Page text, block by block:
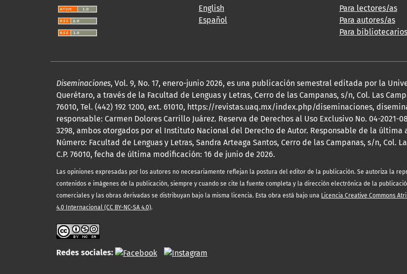
English
Español
Para lectores/as
Para autores/as
Para
Diseminaciones, Vol. 9, No. 17, enero-junio 2026, es una publicación semestral editada por la
Querétaro, a través de la Facultad de Lenguas y Letras, Cerro de las Campanas, s/n, Col. Las
76010, Tel. (442) 192 1200, ext. 61010, https://revistas.uaq.mx/index.php/diseminaciones,
responsable: Carmen Dolores Carrillo Juárez. Reserva de Derechos al Uso Exclusivo No. 04-2021-
3298, ambos otorgados por el Instituto Nacional del Derecho de Autor. Responsable de la última
Número: Facultad de Lenguas y Letras, Sandra Arteaga Santos, Cerro de las Campanas, s/n, Col.
C.P. 76010, fecha de última modificación: 16 de junio de 2026.
Las opiniones expresadas por los autores no necesariamente reflejan la postura del editor de la publicación. Se autoriza la
contenidos e imágenes de la publicación, siempre y cuando se cite la fuente completa y la dirección electrónica de la
comerciales y las obras derivadas se distribuyan bajo la misma licencia. Esta obra está bajo una Licencia Creative Commons
4.0 Internacional (CC BY-NC-SA 4.0).
Redes sociales: